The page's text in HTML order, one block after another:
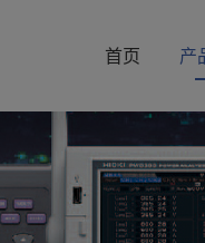
首页 产